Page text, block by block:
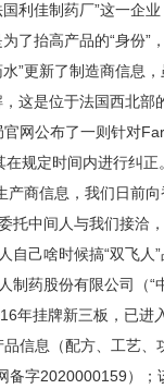
佳制药厂”这一企业
了抬高产品的“身份”
更新了制造商信息
这是位于法国西北部
公布了一则针对
在规定时间内进行纠正
商信息，我们日前
托中间人与我们接洽
己啥时候搞“双飞人
药股份有限公司（“
年挂牌新三板，已进
信息（配方、工艺
字2020000159）